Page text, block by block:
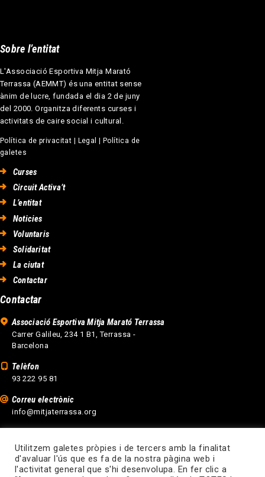
Sobre l’entitat
L'Associació Esportiva Mitja Marató
Terrassa (AEMMT) és una entitat sense
ànim de lucre, fundada el dia 2 de juny
del 2000. Organitza diferents curses i
activitats de caire social i cultural.
Política de privacitat | Legal | Política de
galetes
Curses
Circuit Activa’t
L’entitat
Noticies
Voluntaris
Solidaritat
La ciutat
Contactar
Contactar
Associació Esportiva Mitja Marató Terrassa
Carrer Galileu, 234 1 B1, Terrassa -
Barcelona
Telèfon
93 222 95 81
Correu electrònic
info@mitjaterrassa.org
Utilitzem galetes pròpies i de tercers amb la finalitat
d'avaluar l'ús que es fa de la nostra pàgina web i
l'activitat general que s'hi desenvolupa. En fer clic a